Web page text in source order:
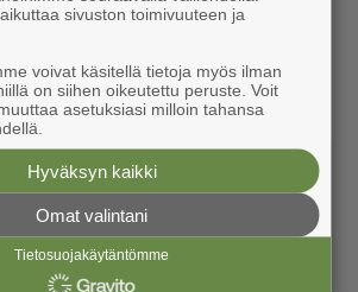
sivuston toimivuuteen ja
voivat käsitellä tietoja myös ilman
on siihen oikeutettu peruste. Voit
asetuksiasi milloin tahansa
Hyväksyn kaikki
Omat valintani
Tietosuojakäytäntömme